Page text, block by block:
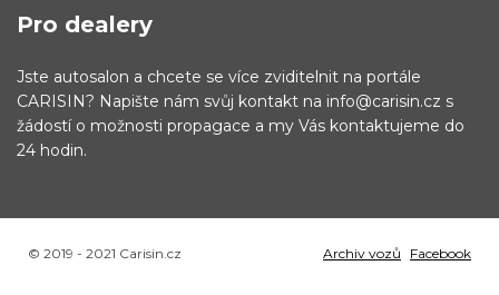
Pro dealery
Jste autosalon a chcete se více zviditelnit na portále
CARISIN? Napište nám svůj kontakt na info@carisin.cz s
žádostí o možnosti propagace a my Vás kontaktujeme do
24 hodin.
© 2019 - 2021 Carisin.cz Archiv vozů Facebook